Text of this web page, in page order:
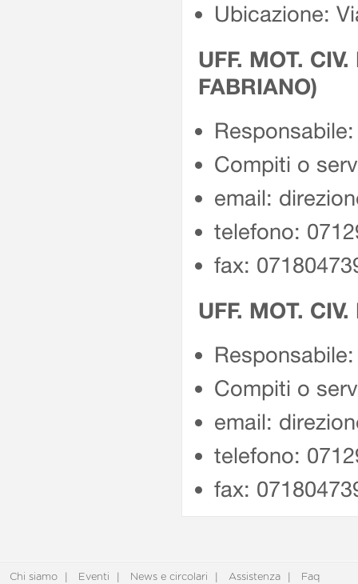
Ubicazione:
UFF. MOT.
FABRIANO)
Compiti o
email:
telefono:
fax:
UFF. MOT.
Compiti o
email:
telefono:
fax:
Chi siamo Eventi News e circolari Assistenza Faq